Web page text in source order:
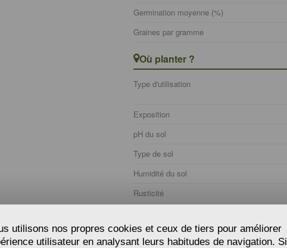
Germination moyenne (%)
Graines par gramme
Où planter ?
Type d'utilisation
Exposition
pH du sol
Type de sol
Humidité du sol
Rusticité
utilisons nos propres cookies et ceux de tiers pour améliorer
utilisateur en analysant leurs habitudes de navigation. Si